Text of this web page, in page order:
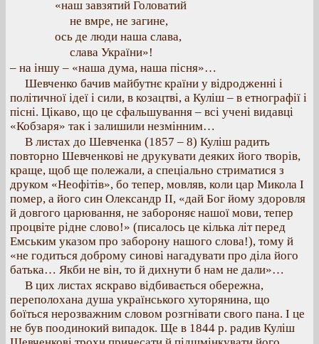
«наш завзятий Головатий
не вмре, не загине,
ось де люди наша слава,
слава України»!
– на іншу – «наша дума, наша пісня»…
Шевченко бачив майбутнє країни у відродженні і
політичної ідеї і сили, в козацтві, а Куліш – в етнографії і
пісні. Цікаво, що це сфальшування – всі учені видавці
«Кобзаря» так і залишили незмінним…
В листах до Шевченка (1857 – 8) Куліш радить
повторно Шевченкові не друкувати деяких його творів,
краще, щоб ще полежали, а спеціально стриматися з
друком «Неофітів», бо тепер, мовляв, коли цар Микола І
помер, а його син Олександр II, «дай Бог йому здоровля
й довгого царювання, не забороняє нашої мови, тепер
процвіте рідне слово!» (писалось це кілька літ перед
Емським указом про заборону нашого слова!), тому й
«не годиться доброму синові нагадувати про діла його
батька… Якби не він, то й дихнути б нам не дали»…
В цих листах яскраво відбивається обережна,
переполохана душа українського хуторянина, що
боїться нерозважним словом розгнівати свого пана. І це
не був поодинокий випадок. Ще в 1844 р. радив Куліш